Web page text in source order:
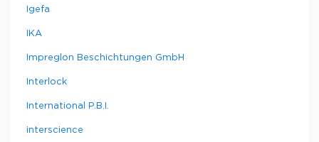
Igefa
IKA
Impreglon Beschichtungen GmbH
Interlock
International P.B.I.
interscience